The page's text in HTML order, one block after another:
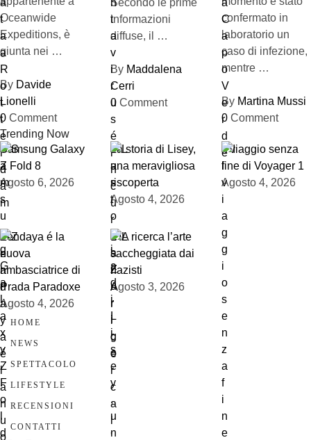
Oceanwide
Expeditions, è
giunta nei …
By Davide
Lionelli
0 Comment
Secondo le prime
informazioni
diffuse, il …
By Maddalena
Cerri
0 Comment
confermato in
laboratorio un
caso di infezione,
mentre …
By Martina Mussi
0Comment
Trending Now
Samsung Galaxy
Z Fold 8
Agosto 6, 2026
La storia di Lisey,
una meravigliosa
riscoperta
Agosto 4, 2026
Il viaggio senza
fine di Voyager 1
Agosto 4, 2026
Zendaya é la
nuova
ambasciatrice di
Prada Paradoxe
Agosto 4, 2026
L’IA ricerca l’arte
saccheggiata dai
nazisti
Agosto 3, 2026
HOME
NEWS
SPETTACOLO
LIFESTYLE
RECENSIONI
CONTATTI